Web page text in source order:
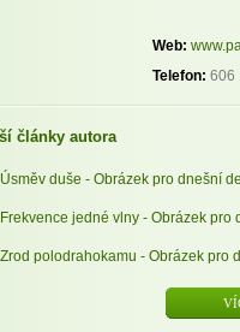
Web:
Telefon: 606
články autora
Úsměv duše - Obrázek pro dnešní
Frekvence jedné vlny - Obrázek pro
Zrod polodrahokamu - Obrázek pro